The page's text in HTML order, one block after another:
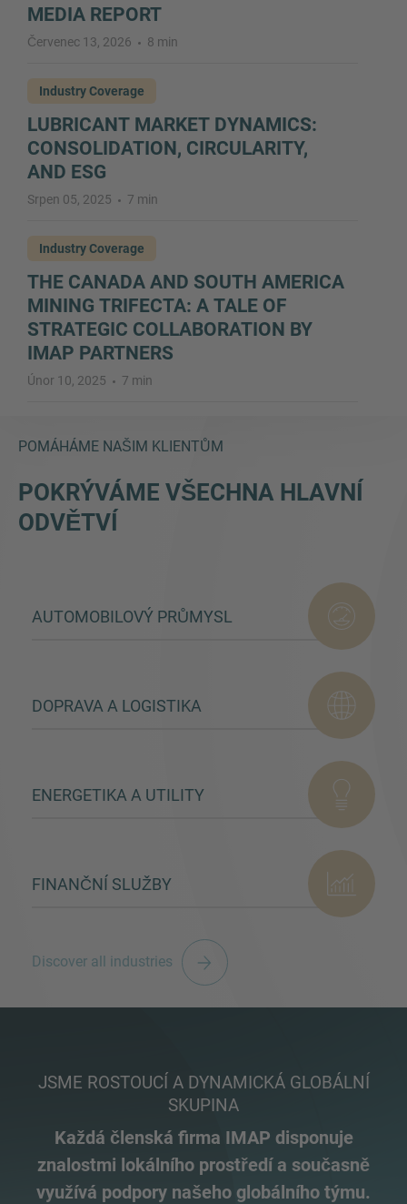
MEDIA REPORT
Červenec 13, 2026 8 min
Industry Coverage
LUBRICANT MARKET DYNAMICS:
CONSOLIDATION, CIRCULARITY,
AND ESG
Srpen 05, 2025 7 min
Industry Coverage
THE CANADA AND SOUTH AMERICA
MINING TRIFECTA: A TALE OF
STRATEGIC COLLABORATION BY
IMAP PARTNERS
Únor 10, 2025 7 min
POMÁHÁME NAŠIM KLIENTŮM
POKRÝVÁME VŠECHNA HLAVNÍ
ODVĚTVÍ
AUTOMOBILOVÝ PRŮMYSL
DOPRAVA A LOGISTIKA
ENERGETIKA A UTILITY
FINANČNÍ SLUŽBY
Discover all industries
JSME ROSTOUCÍ A DYNAMICKÁ GLOBÁLNÍ
SKUPINA
Každá členská firma IMAP disponuje
znalostmi lokálního prostředí a současně
využívá podpory našeho globálního týmu.